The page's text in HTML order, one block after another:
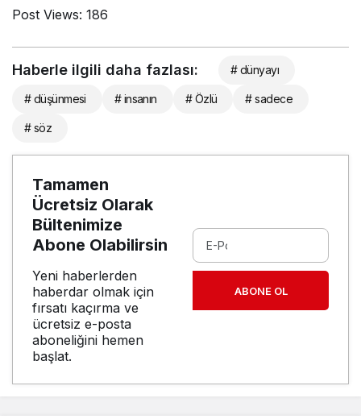
Post Views: 186
Haberle ilgili daha fazlası: # dünyayı
# düşünmesi # insanın # Özlü # sadece
# söz
Tamamen
Ücretsiz Olarak
Bültenimize
Abone Olabilirsin
Yeni haberlerden
haberdar olmak için
fırsatı kaçırma ve
ücretsiz e-posta
aboneliğini hemen
başlat.
ABONE OL